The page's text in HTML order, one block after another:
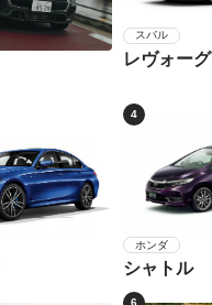
スバル
レヴォーグ
4
ホンダ
シャトル